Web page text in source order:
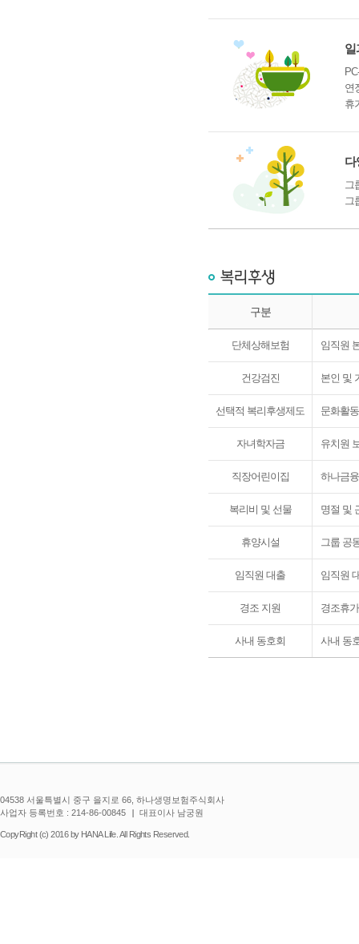
일
연
휴
다
그
그
구분
단체상해보험 임직원
건강검진 본인 및
선택적 복리후생제도 문화활
자녀학자금 유치원
직장어린이집 하나금
복리비 및 선물 명절 및
휴양시설 그룹 공
임직원 대출 임직원
경조 지원 경조휴
사내 동호회 사내 동
04538 서울특별시 중구 을지로 66, 하나생명보험주식회사
사업자 등록번호 : 214-86-00845
대표이사 남궁원
CopyRight (c) 2016 by HANA Life. All Rights Reserved.